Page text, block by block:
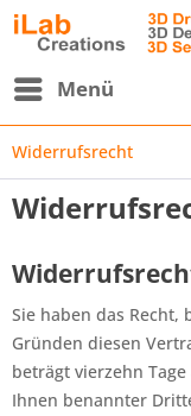
Menü
Widerrufsrecht
Sie haben das Recht,
Gründen diesen
beträgt vierzehn
Ihnen benannter